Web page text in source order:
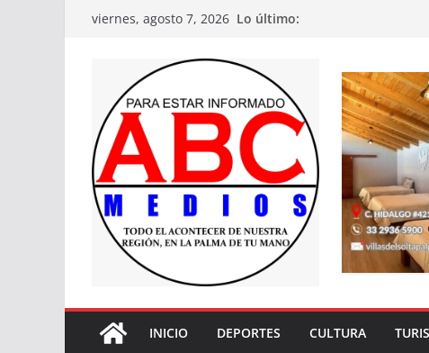
Saltarviernes, agosto 7, 2026 Lo último:
INICIO DEPORTES CULTURA